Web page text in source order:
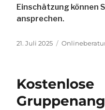
Einschätzung können
ansprechen.
Veröffentlicht
21. Juli 2025 Schlagwörter
Kostenlose